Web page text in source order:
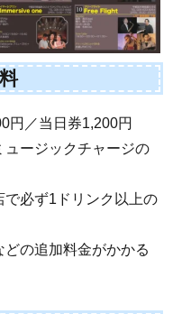
円／当日券1,200円
ージックチャージの
必ず1ドリンク以上の
の追加料金がかかる